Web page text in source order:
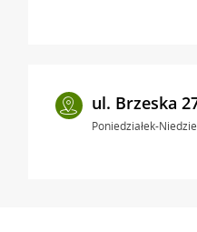
ul. Brzeska
Poniedziałek-